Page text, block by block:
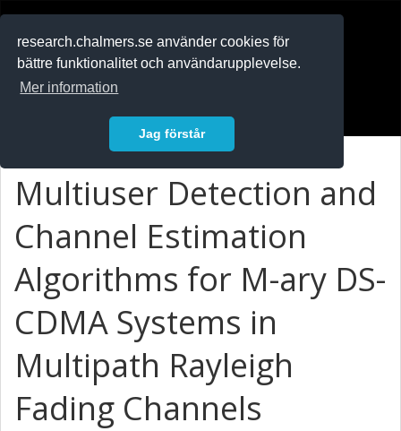
research.chalmers.se använder cookies för
bättre funktionalitet och användarupplevelse.
Mer information
Jag förstår
Multiuser Detection and
Channel Estimation
Algorithms for M-ary DS-
CDMA Systems in
Multipath Rayleigh
Fading Channels